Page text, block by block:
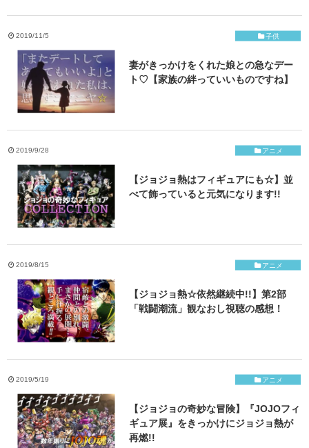
2019/11/5 子供
妻がきっかけをくれた娘との急なデー
ト♡【家族の絆っていいものですね】
2019/9/28 アニメ
【ジョジョ熱はフィギュアにも☆】並
べて飾っていると元気になります!!
2019/8/15 アニメ
【ジョジョ熱☆依然継続中!!】第2部
「戦闘潮流」観なおし視聴の感想！
2019/5/19 アニメ
【ジョジョの奇妙な冒険】『JOJOフィ
ギュア展』をきっかけにジョジョ熱が
再燃!!